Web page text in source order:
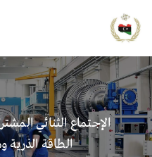
الإجتماع الثنائي
الطاقة